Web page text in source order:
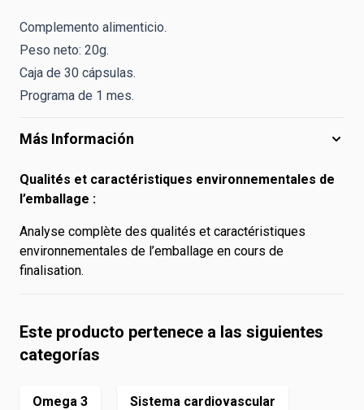
Complemento alimenticio.
Peso neto: 20g.
Caja de 30 cápsulas.
Programa de 1 mes.
Más Información
Qualités et caractéristiques environnementales de
l’emballage :
Analyse complète des qualités et caractéristiques
environnementales de l’emballage en cours de
finalisation.
Este producto pertenece a las siguientes
categorías
Omega 3 Sistema cardiovascular